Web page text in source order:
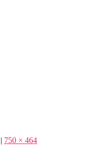
| 750 × 464